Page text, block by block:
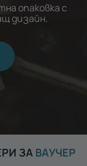
опаковка с
дизайн.
ЗА ВАУЧЕР